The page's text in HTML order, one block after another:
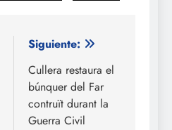
Siguiente:
Cullera restaura el
búnquer del Far
contruït durant la
Guerra Civil